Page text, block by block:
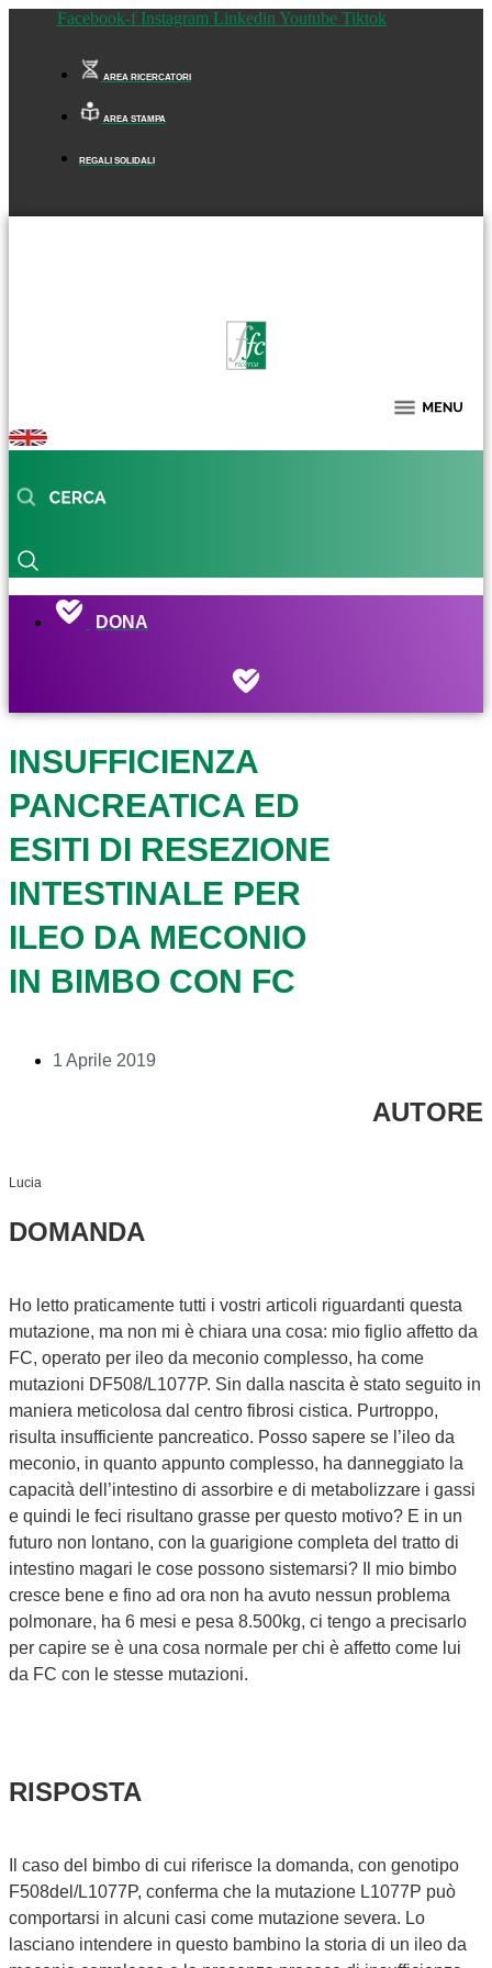
Facebook-f Instagram Linkedin Youtube Tiktok
AREA RICERCATORI
AREA STAMPA
REGALI SOLIDALI
DONA
INSUFFICIENZA
PANCREATICA ED
ESITI DI RESEZIONE
INTESTINALE PER
ILEO DA MECONIO
IN BIMBO CON FC
1 Aprile 2019
AUTORE
Lucia
DOMANDA
Ho letto praticamente tutti i vostri articoli riguardanti questa
mutazione, ma non mi è chiara una cosa: mio figlio affetto da
FC, operato per ileo da meconio complesso, ha come
mutazioni DF508/L1077P. Sin dalla nascita è stato seguito in
maniera meticolosa dal centro fibrosi cistica. Purtroppo,
risulta insufficiente pancreatico. Posso sapere se l’ileo da
meconio, in quanto appunto complesso, ha danneggiato la
capacità dell’intestino di assorbire e di metabolizzare i gassi
e quindi le feci risultano grasse per questo motivo? E in un
futuro non lontano, con la guarigione completa del tratto di
intestino magari le cose possono sistemarsi? Il mio bimbo
cresce bene e fino ad ora non ha avuto nessun problema
polmonare, ha 6 mesi e pesa 8.500kg, ci tengo a precisarlo
per capire se è una cosa normale per chi è affetto come lui
da FC con le stesse mutazioni.
RISPOSTA
Il caso del bimbo di cui riferisce la domanda, con genotipo
F508del/L1077P, conferma che la mutazione L1077P può
comportarsi in alcuni casi come mutazione severa. Lo
lasciano intendere in questo bambino la storia di un ileo da